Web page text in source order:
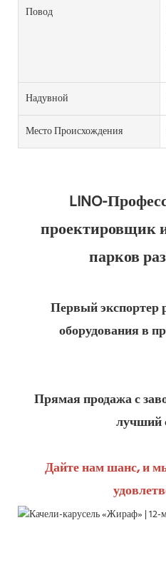
Повод
Надувной
Место Происхождения
LINO-
проектировщик
Первый экспортер
Дайте нам шанс, и